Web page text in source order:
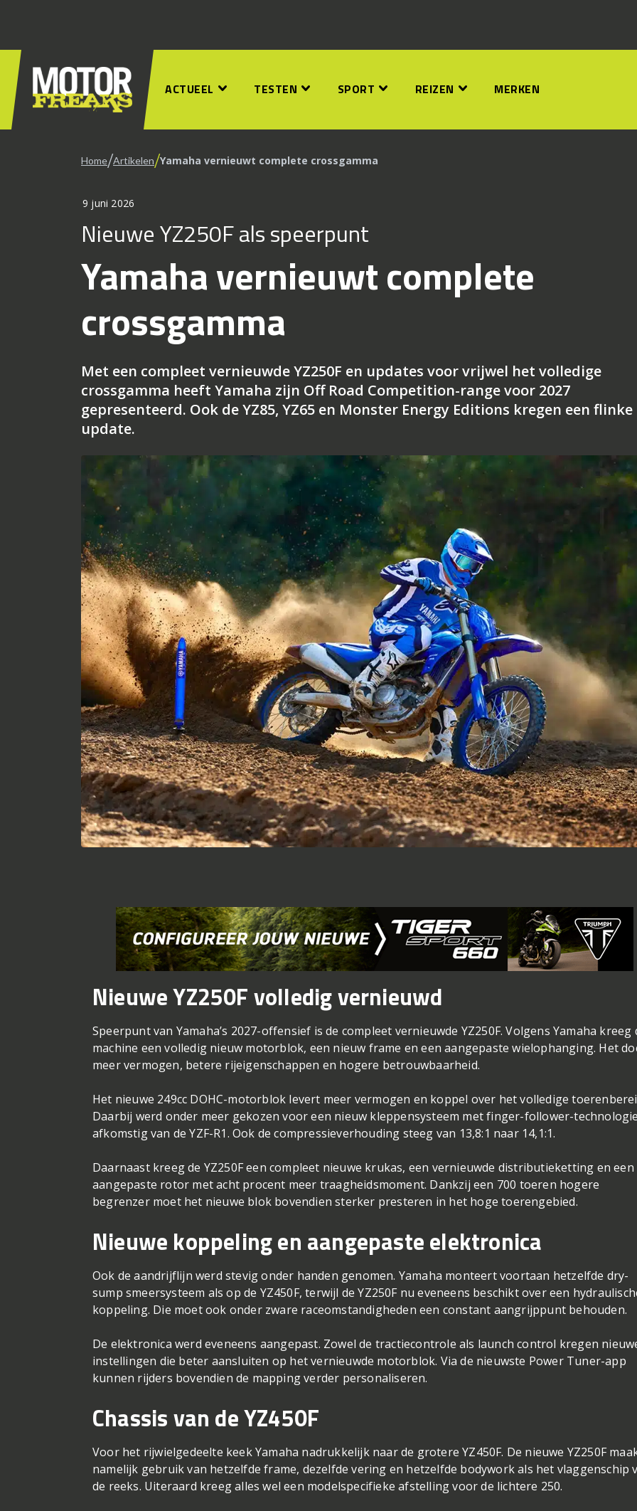
ACTUEEL TESTEN SPORT REIZEN MERKEN
Home/Artikelen/Yamaha vernieuwt complete crossgamma
9 juni 2026
Nieuwe YZ250F als speerpunt
Yamaha vernieuwt complete
crossgamma
Met een compleet vernieuwde YZ250F en updates voor vrijwel het volledige
crossgamma heeft Yamaha zijn Off Road Competition-range voor 2027
gepresenteerd. Ook de YZ85, YZ65 en Monster Energy Editions kregen een flinke
update.
Nieuwe YZ250F volledig vernieuwd
Speerpunt van Yamaha’s 2027-offensief is de compleet vernieuwde YZ250F. Volgens Yamaha kreeg
machine een volledig nieuw motorblok, een nieuw frame en een aangepaste wielophanging. Het
meer vermogen, betere rijeigenschappen en hogere betrouwbaarheid.
Het nieuwe 249cc DOHC-motorblok levert meer vermogen en koppel over het volledige
Daarbij werd onder meer gekozen voor een nieuw kleppensysteem met finger-follower-
afkomstig van de YZF-R1. Ook de compressieverhouding steeg van 13,8:1 naar 14,1:1.
Daarnaast kreeg de YZ250F een compleet nieuwe krukas, een vernieuwde distributieketting en een
aangepaste rotor met acht procent meer traagheidsmoment. Dankzij een 700 toeren hogere
begrenzer moet het nieuwe blok bovendien sterker presteren in het hoge toerengebied.
Nieuwe koppeling en aangepaste elektronica
Ook de aandrijflijn werd stevig onder handen genomen. Yamaha monteert voortaan hetzelfde dry-
sump smeersysteem als op de YZ450F, terwijl de YZ250F nu eveneens beschikt over een
koppeling. Die moet ook onder zware raceomstandigheden een constant aangrijppunt behouden.
De elektronica werd eveneens aangepast. Zowel de tractiecontrole als launch control kregen
instellingen die beter aansluiten op het vernieuwde motorblok. Via de nieuwste Power Tuner-app
kunnen rijders bovendien de mapping verder personaliseren.
Chassis van de YZ450F
Voor het rijwielgedeelte keek Yamaha nadrukkelijk naar de grotere YZ450F. De nieuwe YZ250F
namelijk gebruik van hetzelfde frame, dezelfde vering en hetzelfde bodywork als het vlaggenschip
de reeks. Uiteraard kreeg alles wel een modelspecifieke afstelling voor de lichtere 250.